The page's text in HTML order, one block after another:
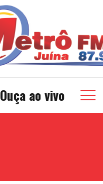
Ouça ao vivo